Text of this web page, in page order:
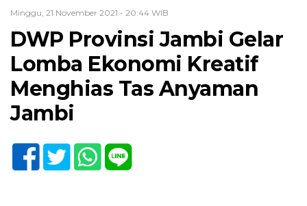
Minggu, 21 November 2021 - 20:44 WIB
DWP Provinsi Jambi Gelar
Lomba Ekonomi Kreatif
Menghias Tas Anyaman
Jambi